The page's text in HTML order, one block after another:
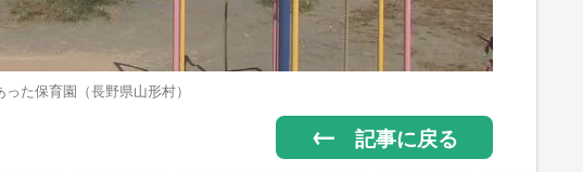
た保育園（長野県山形村）
記事に戻る